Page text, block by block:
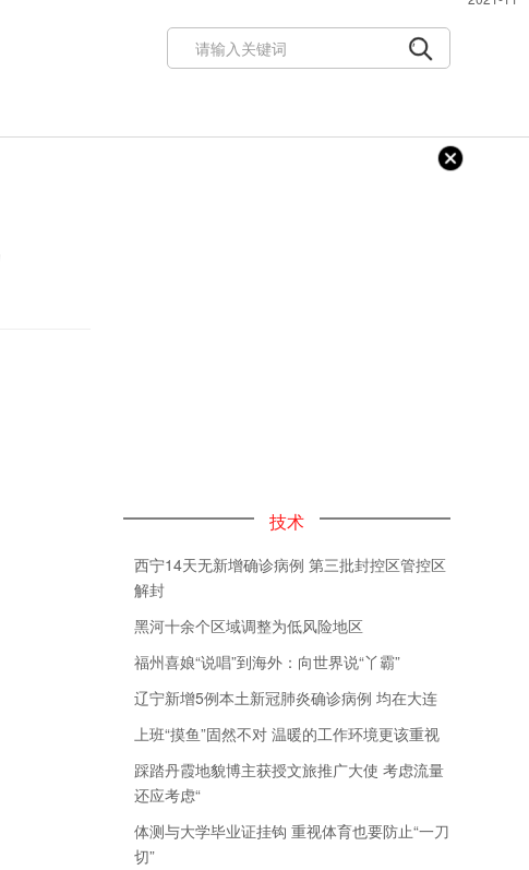
技术
西宁14天无新增确诊病例 第三批封控区管控区
解封
黑河十余个区域调整为低风险地区
福州喜娘“说唱”到海外：向世界说“丫霸”
辽宁新增5例本土新冠肺炎确诊病例 均在大连
上班“摸鱼”固然不对 温暖的工作环境更该重视
踩踏丹霞地貌博主获授文旅推广大使 考虑流量
还应考虑“
体测与大学毕业证挂钩 重视体育也要防止“一刀
切”